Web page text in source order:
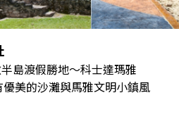
島渡假勝地～科士達瑪雅
優美的沙灘與馬雅文明小鎮風